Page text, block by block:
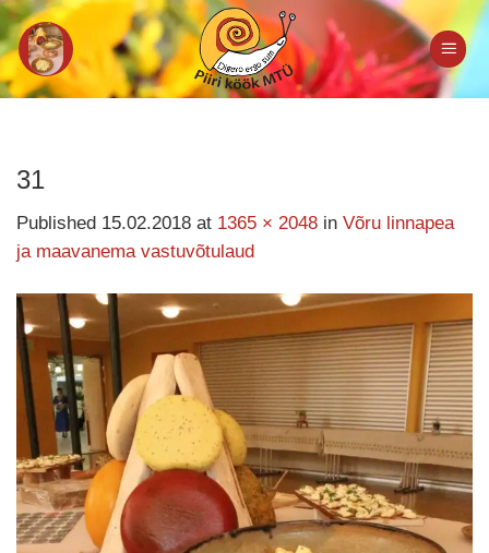
Skip
to
content
31
Published 15.02.2018 at 1365 × 2048 in Võru linnapea
ja maavanema vastuvõtulaud